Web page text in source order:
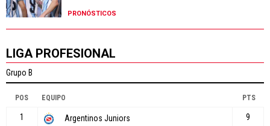
PRONÓSTICOS
LIGA PROFESIONAL